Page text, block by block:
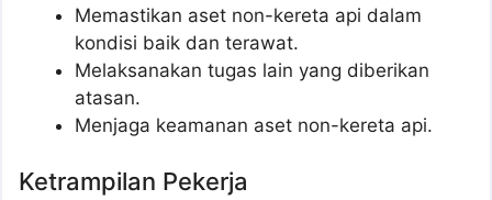
Memastikan aset non-kereta api dalam
kondisi baik dan terawat.
Melaksanakan tugas lain yang diberikan
atasan.
Menjaga keamanan aset non-kereta api.
Ketrampilan Pekerja